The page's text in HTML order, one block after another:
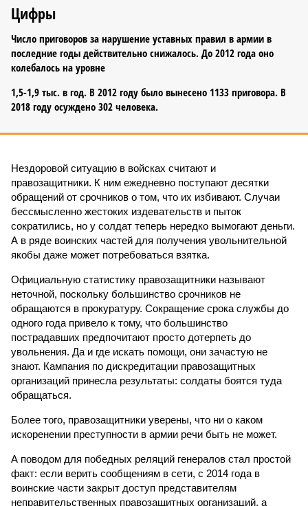
Цифры
Число приговоров за нарушение уставных правил в армии в
последние годы действительно снижалось. До 2012 года оно
колебалось на уровне
1,5-1,9 тыс. в год. В 2012 году было вынесено 1133 приговора. В
2018 году осуждено 302 человека.
Нездоровой ситуацию в войсках считают и
правозащитники. К ним ежедневно поступают десятки
обращений от срочников о том, что их избивают. Случаи
бессмысленно жестоких издевательств и пыток
сократились, но у солдат теперь нередко вымогают деньги.
А в ряде воинских частей для получения увольнительной
якобы даже может потребоваться взятка.
Официальную статистику правозащитники называют
неточной, поскольку большинство срочников не
обращаются в прокуратуру. Сокращение срока службы до
одного года привело к тому, что большинство
пострадавших предпочитают просто дотерпеть до
увольнения. Да и где искать помощи, они зачастую не
знают. Кампания по дискредитации правозащитных
организаций принесла результаты: солдаты боятся туда
обращаться.
Более того, правозащитники уверены, что ни о каком
искоренении преступности в армии речи быть не может.
А поводом для победных реляций генералов стал простой
факт: если верить сообщениям в сети, с 2014 года в
воинские части закрыт доступ представителям
неправительственных правозащитных организаций, а